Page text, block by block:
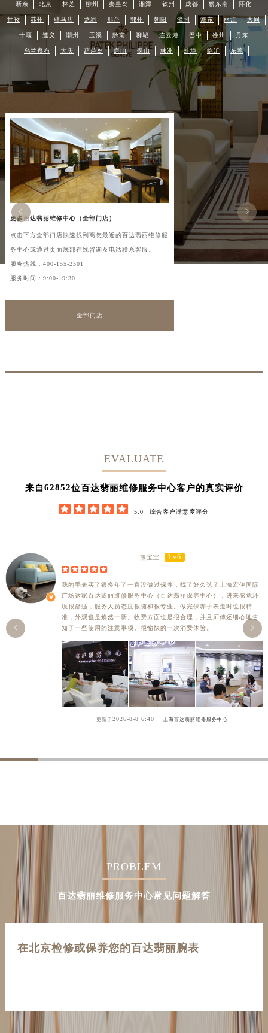
新余 北京 林芝 柳州 秦皇岛 湘潭 钦州 成都 黔东南 怀化
甘孜 苏州 驻马店 龙岩 邢台 鄂州 朝阳 漳州 海东 丽江 大同
十堰 遵义 潮州 玉溪 黔南 聊城 连云港 巴中 徐州 丹东
乌兰察布 大庆 葫芦岛 唐山 保山 株洲 蚌埠 临沂 东莞
更多百达翡丽维修中心（全部门店）
点击下方全部门店快速找到离您最近的百达翡丽维修服
务中心或通过页面底部在线咨询及电话联系客服。
服务热线： 400-155-2501
服务时间：9:00-19:30
全部门店


EVALUATE
来自62852位百达翡丽维修服务中心客户的真实评价
     5.0 综合客户满意度评分
熊宝宝 Lv6
    
我的手表买了很多年了一直没做过保养，找了好久选了上海宏伊国际
广场这家百达翡丽维修服务中心（百达翡丽保养中心），进来感觉环
境很舒适，服务人员态度很随和很专业。做完保养手表走时也很精
准，外观也是焕然一新。收费方面也是很合理，并且师傅还细心地告
知了一些使用的注意事项。很愉快的一次消费体验。
更新于2026-8-8 6:40 上海百达翡丽维修服务中心


PROBLEM
百达翡丽维修服务中心常见问题解答
在北京检修或保养您的百达翡丽腕表